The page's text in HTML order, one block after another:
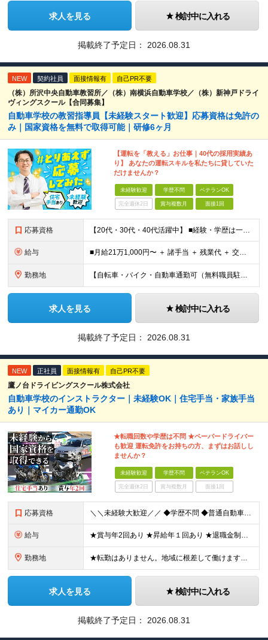
求人を見る 検討中に入れる
掲載終了予定日： 2026.08.31
NEW 契約社員 面接情報有 自己PR不要
（株）所沢中央自動車教習所／（株）南横浜自動車学校／（株）新神戸ドライ
ヴィングスクール【合同募集】
自動車学校の教習指導員【未経験スタート歓迎】応募資格は免許の
み｜国家資格を無料で取得可能｜研修6ヶ月
【運転を「教える」お仕事｜40代の採用実績あ
り】 あなたの運転スキルを私たちに貸していた
だけませんか？
未経験歓迎 学歴不問 ベテランOK
完全週休2日 賞与複数月 面接1回
応募資格 【20代・30代・40代活躍中】 ■経験・学歴は一切不問 ■普通自動車免許※AT限定の方も応募OK！ ■勉強することに抵抗感の少ない方（※入社後、資格取得を目指していただくためです） 前職がタクシー
給与 ■月給21万1,000円〜 ＋ 諸手当 ＋ 残業代 ＋ 交通費 ※上記はあくまでスタート時の基本給です ※残業代は別途全額支給します ※試用期間6ヶ月あり（期間中の待遇変更なし） 【資格取得後（入社
勤務地 【自転車・バイク・自動車通勤可（無料職員駐車場あり）】 ◎目の前が海で、夏には近くの花火が打ちあがるのも見えます ◆神奈川県横浜市金沢区福浦3-11-1 (変更の範囲)上記を除く当社関連勤務地
求人を見る 検討中に入れる
掲載終了予定日： 2026.08.31
NEW 正社員 面接情報有 自己PR不要
鷹ノ台ドライビングスクール株式会社
自動車学校のインストラクター｜未経験OK｜住宅手当・家族手当
あり｜マイカー通勤OK
★転職回数や学歴は不問 ★ペーパードライバー
も歓迎 運転免許をお持ちの方、まずはお話しし
ませんか？
未経験歓迎 学歴不問 ベテランOK
完全週休2日 賞与複数月 面接1回
応募資格 ＼＼未経験大歓迎／／ ◆学歴不問 ◆普通自動車運転免許（AT限定可） ※AT限定の場合は、入社前に限定解除をしていただきます！ ※ペーパードライバーで入社し、活躍している社員もいます！
給与 ★賞与年2回あり ★昇給年１回あり ★退職金制度あり ◆月給230,000円～ ※教習指導員資格取得前は月給195,000円～ ※残業代は別途全額支給します ※試用期間3ヶ月あり（期間中の待遇等の
勤務地 ★転勤はありません。地域に根差して働けます。 ★マイカー・バイク通勤OK（無料駐車場を完備） 鷹ノ台ドライビングスクール／千葉県千葉市花見川区柏井4-2-1 ※(変更の範囲)上記を除く当社関連勤務
求人を見る 検討中に入れる
掲載終了予定日： 2026.08.31